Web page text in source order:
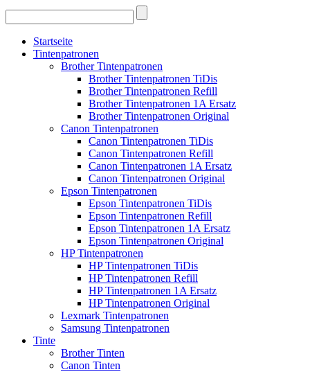
Startseite
Tintenpatronen
Brother Tintenpatronen
Brother Tintenpatronen TiDis
Brother Tintenpatronen Refill
Brother Tintenpatronen 1A Ersatz
Brother Tintenpatronen Original
Canon Tintenpatronen
Canon Tintenpatronen TiDis
Canon Tintenpatronen Refill
Canon Tintenpatronen 1A Ersatz
Canon Tintenpatronen Original
Epson Tintenpatronen
Epson Tintenpatronen TiDis
Epson Tintenpatronen Refill
Epson Tintenpatronen 1A Ersatz
Epson Tintenpatronen Original
HP Tintenpatronen
HP Tintenpatronen TiDis
HP Tintenpatronen Refill
HP Tintenpatronen 1A Ersatz
HP Tintenpatronen Original
Lexmark Tintenpatronen
Samsung Tintenpatronen
Tinte
Brother Tinten
Canon Tinten